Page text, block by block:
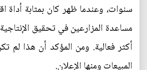
سنوات، وعندما ظهر كان بمثابة أداة
مساعدة المزارعين في تحقيق
أكثر فعالية. ومن المؤكد أن هذا لم
المبيعات ومنها الإعلان.